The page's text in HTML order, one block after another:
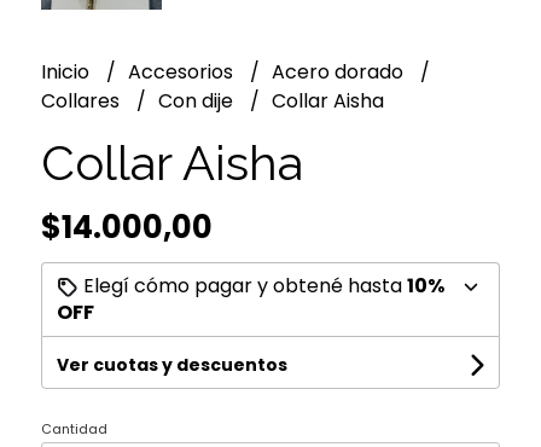
Inicio Accesorios
Acero dorado
Collares
Con dije Collar Aisha
Collar Aisha
$14.000,00
Elegí cómo pagar y obtené hasta10%
OFF
Ver cuotas y descuentos
Cantidad